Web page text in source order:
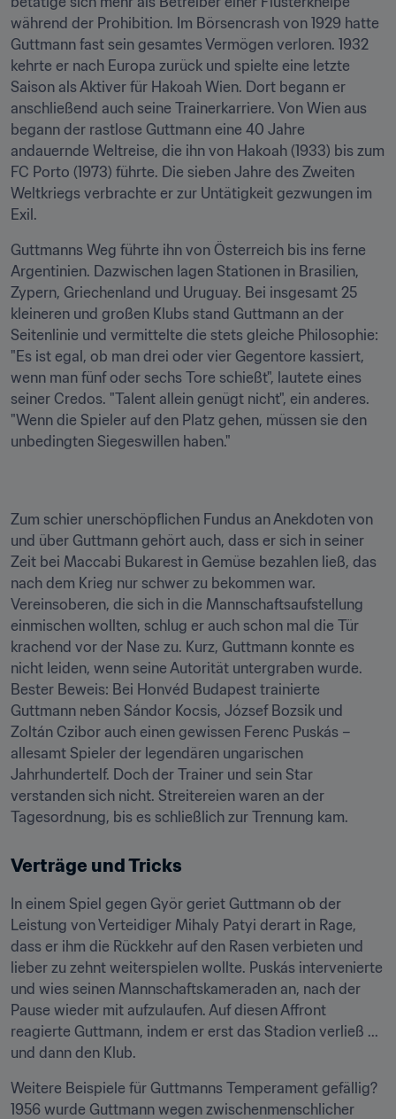
während der Prohibition. Im Börsencrash von 1929 hatte
Guttmann fast sein gesamtes Vermögen verloren. 1932
kehrte er nach Europa zurück und spielte eine letzte
Saison als Aktiver für Hakoah Wien. Dort begann er
anschließend auch seine Trainerkarriere. Von Wien aus
begann der rastlose Guttmann eine 40 Jahre
andauernde Weltreise, die ihn von Hakoah (1933) bis zum
FC Porto (1973) führte. Die sieben Jahre des Zweiten
Weltkriegs verbrachte er zur Untätigkeit gezwungen im
Exil.
Guttmanns Weg führte ihn von Österreich bis ins ferne
Argentinien. Dazwischen lagen Stationen in Brasilien,
Zypern, Griechenland und Uruguay. Bei insgesamt 25
kleineren und großen Klubs stand Guttmann an der
Seitenlinie und vermittelte die stets gleiche Philosophie:
"Es ist egal, ob man drei oder vier Gegentore kassiert,
wenn man fünf oder sechs Tore schießt", lautete eines
seiner Credos. "Talent allein genügt nicht", ein anderes.
"Wenn die Spieler auf den Platz gehen, müssen sie den
unbedingten Siegeswillen haben."
Zum schier unerschöpflichen Fundus an Anekdoten von
und über Guttmann gehört auch, dass er sich in seiner
Zeit bei Maccabi Bukarest in Gemüse bezahlen ließ, das
nach dem Krieg nur schwer zu bekommen war.
Vereinsoberen, die sich in die Mannschaftsaufstellung
einmischen wollten, schlug er auch schon mal die Tür
krachend vor der Nase zu. Kurz, Guttmann konnte es
nicht leiden, wenn seine Autorität untergraben wurde.
Bester Beweis: Bei Honvéd Budapest trainierte
Guttmann neben Sándor Kocsis, József Bozsik und
Zoltán Czibor auch einen gewissen Ferenc Puskás –
allesamt Spieler der legendären ungarischen
Jahrhundertelf. Doch der Trainer und sein Star
verstanden sich nicht. Streitereien waren an der
Tagesordnung, bis es schließlich zur Trennung kam.
Verträge und Tricks
In einem Spiel gegen Györ geriet Guttmann ob der
Leistung von Verteidiger Mihaly Patyi derart in Rage,
dass er ihm die Rückkehr auf den Rasen verbieten und
lieber zu zehnt weiterspielen wollte. Puskás intervenierte
und wies seinen Mannschaftskameraden an, nach der
Pause wieder mit aufzulaufen. Auf diesen Affront
reagierte Guttmann, indem er erst das Stadion verließ ...
und dann den Klub.
Weitere Beispiele für Guttmanns Temperament gefällig?
1956 wurde Guttmann wegen zwischenmenschlicher